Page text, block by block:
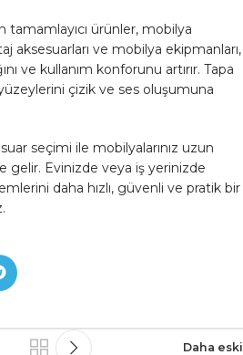
tamamlayıcı ürünler, mobilya
aksesuarları ve mobilya ekipmanları,
ve kullanım konforunu artırır. Tapa
çizik ve ses oluşumuna
seçimi ile mobilyalarınız uzun
gelir. Evinizde veya iş yerinizde
daha hızlı, güvenli ve pratik bir
Daha eski